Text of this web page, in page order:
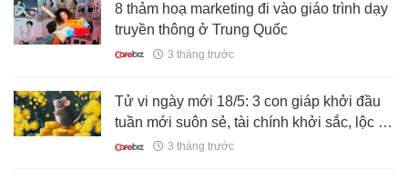
8 thảm hoạ marketing đi vào giáo trình dạy
truyền thông ở Trung Quốc
3 tháng trước
Tử vi ngày mới 18/5: 3 con giáp khởi đầu
tuần mới suôn sẻ, tài chính khởi sắc, lộc lá
đầy nhà 3 tháng trước